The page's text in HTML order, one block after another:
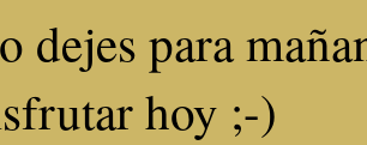
dejes para
hoy ;-)